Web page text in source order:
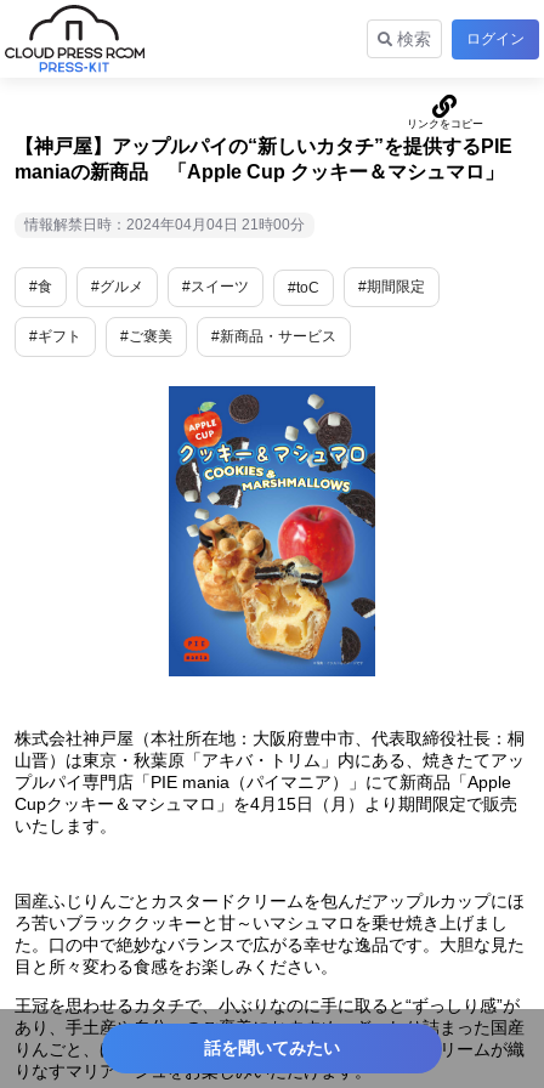
検索 ログイン
【神戸屋】アップルパイの“新しいカタチ”を提供するPIE
maniaの新商品 「Apple Cup クッキー＆マシュマロ」
情報解禁日時：2024年04月04日 21時00分
#食 #グルメ #スイーツ #toC #期間限定
#ギフト #ご褒美 #新商品・サービス
株式会社神戸屋（本社所在地：大阪府豊中市、代表取締役社長：桐
山晋）は東京・秋葉原「アキバ・トリム」内にある、焼きたてアッ
プルパイ専門店「PIE mania（パイマニア）」にて新商品「Apple
Cupクッキー＆マシュマロ」を4月15日（月）より期間限定で販売
いたします。
国産ふじりんごとカスタードクリームを包んだアップルカップにほ
ろ苦いブラッククッキーと甘～いマシュマロを乗せ焼き上げまし
た。口の中で絶妙なバランスで広がる幸せな逸品です。大胆な見た
目と所々変わる食感をお楽しみください。
王冠を思わせるカタチで、小ぶりなのに手に取ると“ずっしり感”が
あり、手土産や自分へのご褒美におすすめ。ぎっしり詰まった国産
りんごと、ほろほろと口どけるパイ生地、たっぷりのクリームが織
りなすマリアージュをお楽しみいただけます。
話を聞いてみたい